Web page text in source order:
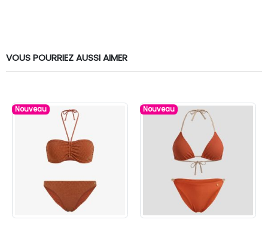
VOUS POURRIEZ AUSSI AIMER
Nouveau Nouveau